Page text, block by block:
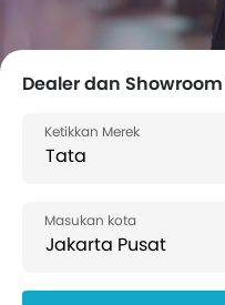
Dealer dan